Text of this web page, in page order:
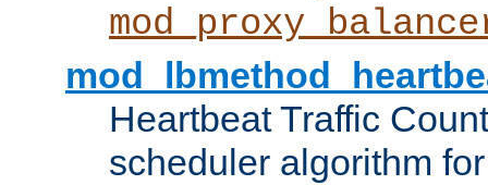
Heartbeat Traffic
scheduler algorithm for